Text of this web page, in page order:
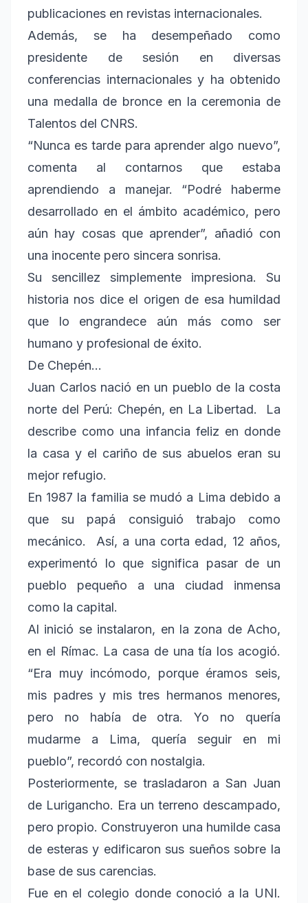
publicaciones en revistas internacionales.
Además, se ha desempeñado como
presidente de sesión en diversas
conferencias internacionales y ha obtenido
una medalla de bronce en la ceremonia de
Talentos del CNRS.
“Nunca es tarde para aprender algo nuevo”,
comenta al contarnos que estaba
aprendiendo a manejar. “Podré haberme
desarrollado en el ámbito académico, pero
aún hay cosas que aprender”, añadió con
una inocente pero sincera sonrisa.
Su sencillez simplemente impresiona. Su
historia nos dice el origen de esa humildad
que lo engrandece aún más como ser
humano y profesional de éxito.
De Chepén…
Juan Carlos nació en un pueblo de la costa
norte del Perú: Chepén, en La Libertad. La
describe como una infancia feliz en donde
la casa y el cariño de sus abuelos eran su
mejor refugio.
En 1987 la familia se mudó a Lima debido a
que su papá consiguió trabajo como
mecánico. Así, a una corta edad, 12 años,
experimentó lo que significa pasar de un
pueblo pequeño a una ciudad inmensa
como la capital.
Al inició se instalaron, en la zona de Acho,
en el Rímac. La casa de una tía los acogió.
“Era muy incómodo, porque éramos seis,
mis padres y mis tres hermanos menores,
pero no había de otra. Yo no quería
mudarme a Lima, quería seguir en mi
pueblo”, recordó con nostalgia.
Posteriormente, se trasladaron a San Juan
de Lurigancho. Era un terreno descampado,
pero propio. Construyeron una humilde casa
de esteras y edificaron sus sueños sobre la
base de sus carencias.
Fue en el colegio donde conoció a la UNI.